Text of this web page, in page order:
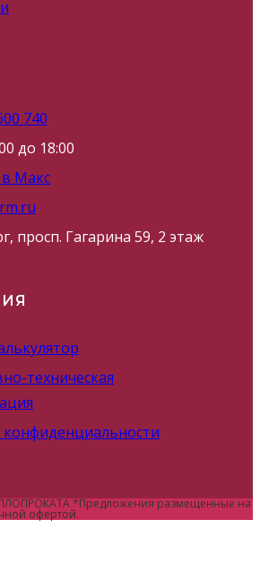
740
до 18:00
Макс
просп. Гагарина 59, 2 этаж
техническая
*Предложения размещенные на
офертой.